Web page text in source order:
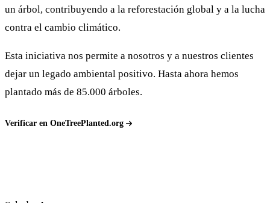
un árbol, contribuyendo a la reforestación global y a la lucha
contra el cambio climático.
Esta iniciativa nos permite a nosotros y a nuestros clientes
dejar un legado ambiental positivo. Hasta ahora hemos
plantado más de 85.000 árboles.
Verificar en OneTreePlanted.org